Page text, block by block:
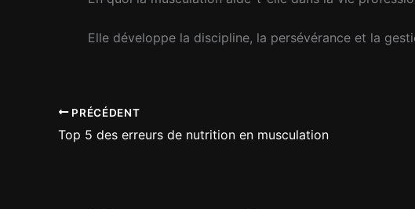
Elle développe la discipline, la persévérance et la
PRÉCÉDENT
Top 5 des erreurs de nutrition en musculation